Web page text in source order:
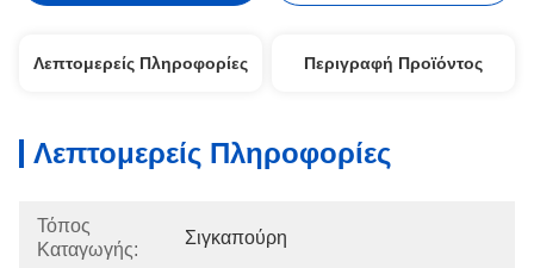
Λεπτομερείς Πληροφορίες Περιγραφή Προϊόντος
Λεπτομερείς Πληροφορίες
Τόπος
Καταγωγής:
Σιγκαπούρη